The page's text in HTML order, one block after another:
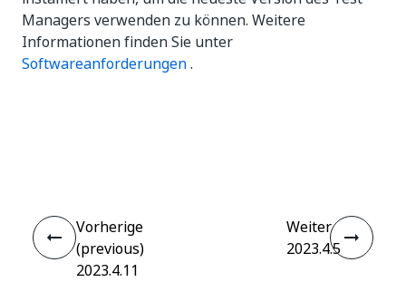
Managers verwenden zu können. Weitere
Informationen finden Sie unter
Softwareanforderungen.
Vorherige
(previous)
2023.4.11
Weiter
2023.4.5